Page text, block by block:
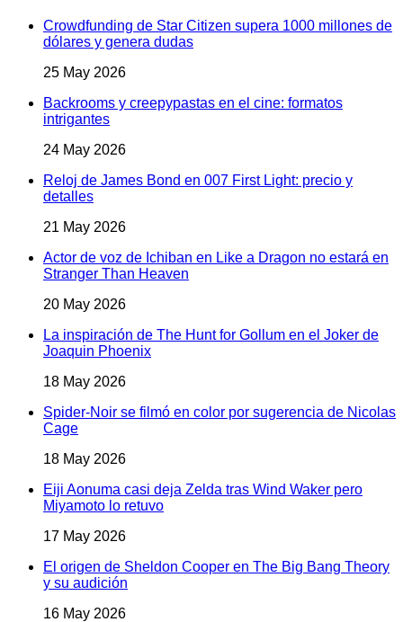
Crowdfunding de Star Citizen supera 1000 millones de
dólares y genera dudas
25 May 2026
Backrooms y creepypastas en el cine: formatos
intrigantes
24 May 2026
Reloj de James Bond en 007 First Light: precio y
detalles
21 May 2026
Actor de voz de Ichiban en Like a Dragon no estará en
Stranger Than Heaven
20 May 2026
La inspiración de The Hunt for Gollum en el Joker de
Joaquin Phoenix
18 May 2026
Spider-Noir se filmó en color por sugerencia de Nicolas
Cage
18 May 2026
Eiji Aonuma casi deja Zelda tras Wind Waker pero
Miyamoto lo retuvo
17 May 2026
El origen de Sheldon Cooper en The Big Bang Theory
y su audición
16 May 2026